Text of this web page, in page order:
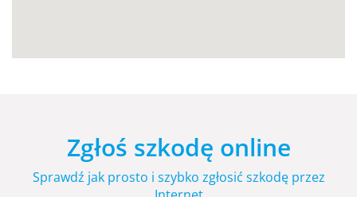
Zgłoś szkodę online
Sprawdź jak prosto i szybko zgłosić szkodę przez